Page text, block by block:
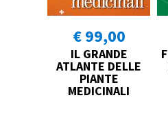
€ 99,00
IL GRANDE
ATLANTE DELLE
PIANTE
MEDICINALI